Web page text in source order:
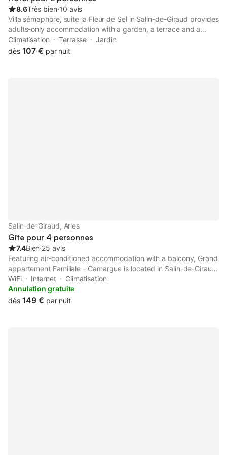
construit au débu
8.6Très bien⋅10 avis
Villa sémaphore, suite la Fleur de Sel in Salin-de-Giraud provides
adults-only accommodation with a garden, a terrace and a
restaurant. The love hotel provides a hot tub and room service.
All units in the love hotel are equipped with a kettle.
Climatisation Terrasse
Jardin
dès 107 € par nuit
Salin-de-Giraud, Arles
Gîte pour 4 personnes
7.4Bien⋅25 avis
Featuring air-conditioned accommodation with a balcony, Grand
appartement Familiale - Camargue is located in Salin-de-Giraud.
Free WiFi is available throughout the property and Arles
Amphitheatre is 39 km away.
WiFi Internet
Climatisation
Annulation gratuite
dès 149 € par nuit